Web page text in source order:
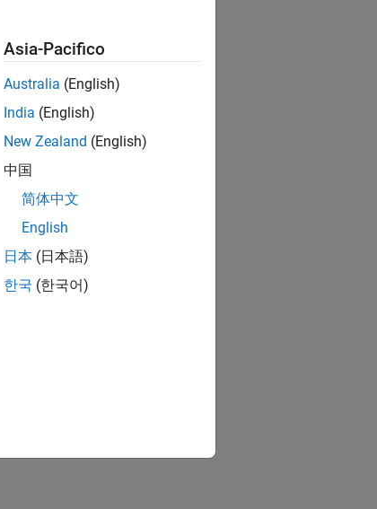
Asia-Pacifico
Australia (English)
India (English)
New Zealand (English)
中国
简体中文
English
日本 (日本語)
한국 (한국어)